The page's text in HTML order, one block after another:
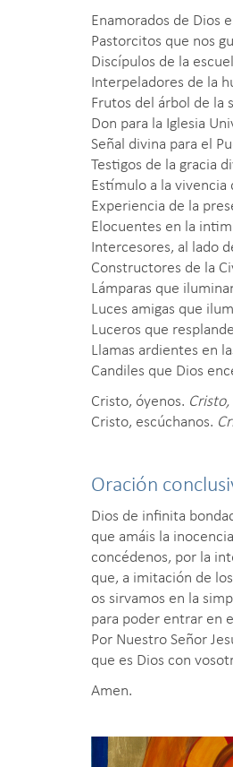
Enamorados de Dios
Pastorcitos que nos
Discípulos de la
Interpeladores de la
Frutos del árbol de la
Don para la Iglesia
Señal divina para el
Testigos de la gracia
Estímulo a la
Experiencia de la
Elocuentes en la
Intercesores, al lado
Constructores de la
Lámparas que
Luces amigas que
Luceros que
Llamas ardientes en
Candiles que Dios
Cristo, óyenos.
Cristo, escúchanos.
Oración
Dios de infinita
que amáis la
concédenos, por la
que, a imitación de
os sirvamos en la
para poder entrar en
Por Nuestro Señor
que es Dios con
Amen.